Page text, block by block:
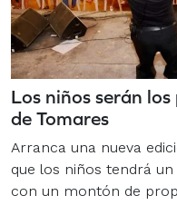
Los niños serán
de Tomares
Arranca una nueva
que los niños tendrá
con un montón de